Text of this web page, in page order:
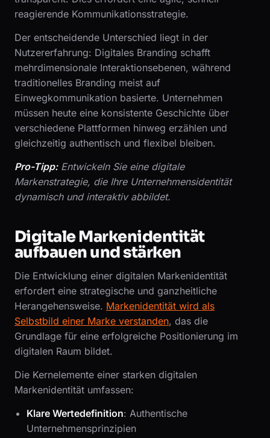
reagierende Kommunikationsstrategie.
Der entscheidende Unterschied liegt in der
Nutzererfahrung: Digitales Branding schafft
mehrdimensionale Interaktionsebenen, während
traditionelles Branding meist auf
Einwegkommunikation basierte. Unternehmen
müssen heute eine konsistente Geschichte über
verschiedene Plattformen hinweg erzählen und
gleichzeitig authentisch und flexibel bleiben.
Pro-Tipp: Entwickeln Sie eine digitale
Markenstrategie, die Ihre Unternehmensidentität
dynamisch und interaktiv abbildet.
Digitale Markenidentität
aufbauen und stärken
Die Entwicklung einer digitalen Markenidentität
erfordert eine strategische und ganzheitliche
Herangehensweise. Markenidentität wird als
Selbstbild einer Marke verstanden, das die
Grundlage für eine erfolgreiche Positionierung im
digitalen Raum bildet.
Die Kernelemente einer starken digitalen
Markenidentität umfassen:
Klare Wertedefinition: Authentische
Unternehmensprinzipien